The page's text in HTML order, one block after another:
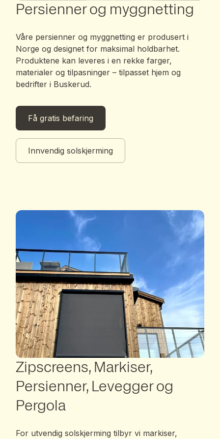
Persienner og myggnetting
Våre persienner og myggnetting er produsert i
Norge og designet for maksimal holdbarhet.
Produktene kan leveres i en rekke farger,
materialer og tilpasninger – tilpasset hjem og
bedrifter i Buskerud.
Få gratis befaring
Innvendig solskjerming
Zipscreens, Markiser,
Persienner, Levegger og
Pergola
For utvendig solskjerming tilbyr vi markiser,